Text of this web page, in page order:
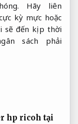
Hãy liên
kỳ mực hoặc
sẽ đến kịp thời
sách phải
hp ricoh tại